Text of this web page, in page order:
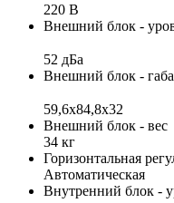
220 В
Внешний блок -
52 дБа
Внешний блок -
59,6x84,8x32
Внешний блок - вес
34 кг
Горизонтальная
Автоматическая
Внутренний блок -